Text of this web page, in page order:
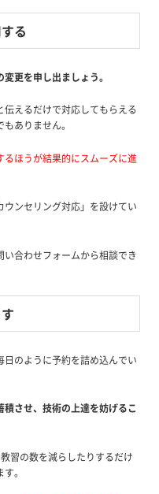
る
更を申し出ましょう。
えるだけで対応してもらえる
ありません。
るほうが結果的にスムーズに進
ンセリング対応」を設けてい
い合わせフォームから相談でき
のように予約を詰め込んでい
させ、技術の上達を妨げるこ
習の数を減らしたりするだけ
。